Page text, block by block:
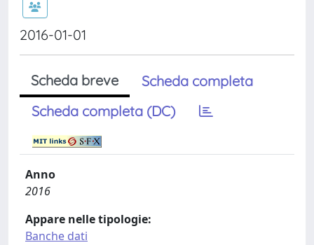
2016-01-01
Scheda breve
Scheda completa
Scheda completa (DC)
Anno
2016
Appare nelle tipologie:
Banche dati